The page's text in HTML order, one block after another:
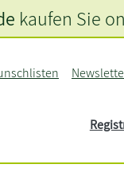
kaufen Sie